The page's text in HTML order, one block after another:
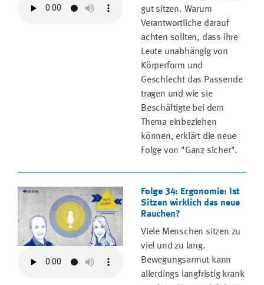
gut sitzen. Warum
Verantwortliche darauf
achten sollten, dass ihre
Leute unabhängig von
Körperform und
Geschlecht das Passende
tragen und wie sie
Beschäftigte bei dem
Thema einbeziehen
können, erklärt die neue
Folge von "Ganz sicher".
Folge 34: Ergonomie: Ist
Sitzen wirklich das neue
Rauchen?
Viele Menschen sitzen zu
viel und zu lang.
Bewegungsarmut kann
allerdings langfristig krank